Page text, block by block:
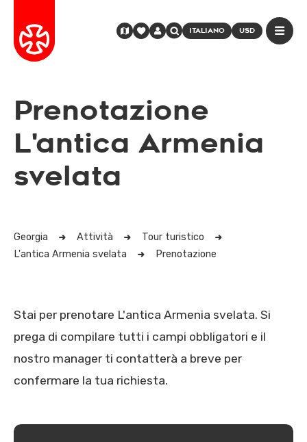
ITALIANO USD
Prenotazione
L'antica Armenia
svelata
Georgia Attività
Tour turistico
L'antica Armenia svelata
Prenotazione
Stai per prenotare L'antica Armenia svelata. Si
prega di compilare tutti i campi obbligatori e il
nostro manager ti contatterà a breve per
confermare la tua richiesta.